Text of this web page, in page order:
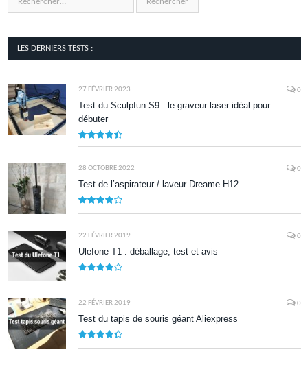
LES DERNIERS TESTS :
27 FÉVRIER 2023 0
Test du Sculpfun S9 : le graveur laser idéal pour
débuter
28 OCTOBRE 2022 0
Test de l’aspirateur / laveur Dreame H12
22 FÉVRIER 2019 0
Ulefone T1 : déballage, test et avis
22 FÉVRIER 2019 0
Test du tapis de souris géant Aliexpress